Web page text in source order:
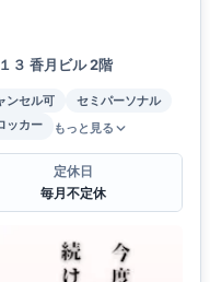
３ 香月ビル 2階
ンセル可
セミパーソナル
ッカー もっと見る
定休日
毎月不定休